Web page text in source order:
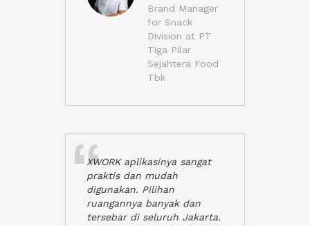
Brand Manager
for Snack
Division at PT
Tiga Pilar
Sejahtera Food
Tbk
XWORK aplikasinya sangat
praktis dan mudah
digunakan. Pilihan
ruangannya banyak dan
tersebar di seluruh Jakarta.